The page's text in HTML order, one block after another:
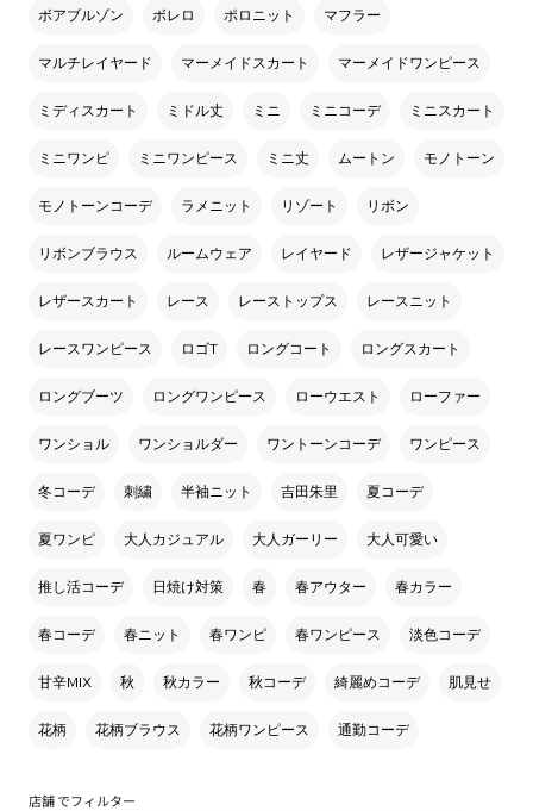
店舗 でフィルター
ボアブルゾン ボレロ ポロニット マフラー
マルチレイヤード マーメイドスカート マーメイドワンピース
ミディスカート ミドル丈 ミニ ミニコーデ ミニスカート
ミニワンピ ミニワンピース ミニ丈 ムートン モノトーン
モノトーンコーデ ラメニット リゾート リボン
リボンブラウス ルームウェア レイヤード レザージャケット
レザースカート レース レーストップス レースニット
レースワンピース ロゴT ロングコート ロングスカート
ロングブーツ ロングワンピース ローウエスト ローファー
ワンショル ワンショルダー ワントーンコーデ ワンピース
冬コーデ 刺繍 半袖ニット 吉田朱里 夏コーデ
夏ワンピ 大人カジュアル 大人ガーリー 大人可愛い
推し活コーデ 日焼け対策 春 春アウター 春カラー
春コーデ 春ニット 春ワンピ 春ワンピース 淡色コーデ
甘辛MIX 秋 秋カラー 秋コーデ 綺麗めコーデ 肌見せ
花柄 花柄ブラウス 花柄ワンピース 通勤コーデ